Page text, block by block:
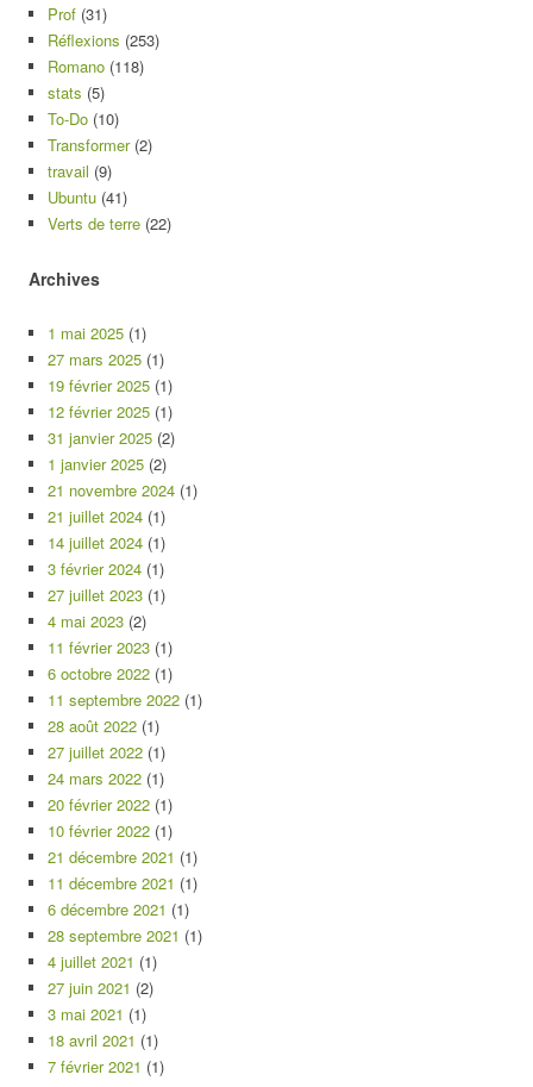
Prof (31)
Réflexions (253)
Romano (118)
stats (5)
To-Do (10)
Transformer(2)
travail (9)
Ubuntu (41)
Verts de terre (22)
Archives
1 mai 2025 (1)
27 mars 2025 (1)
19 février 2025 (1)
12 février 2025 (1)
31 janvier 2025 (2)
1 janvier 2025 (2)
21 novembre 2024 (1)
21 juillet 2024 (1)
14 juillet 2024 (1)
3 février 2024 (1)
27 juillet 2023 (1)
4 mai 2023 (2)
11 février 2023 (1)
6 octobre 2022 (1)
11 septembre 2022 (1)
28 août 2022 (1)
27 juillet 2022 (1)
24 mars 2022 (1)
20 février 2022 (1)
10 février 2022 (1)
21 décembre 2021 (1)
11 décembre 2021 (1)
6 décembre 2021 (1)
28 septembre 2021 (1)
4 juillet 2021 (1)
27 juin 2021 (2)
3 mai 2021 (1)
18 avril 2021 (1)
7 février 2021 (1)